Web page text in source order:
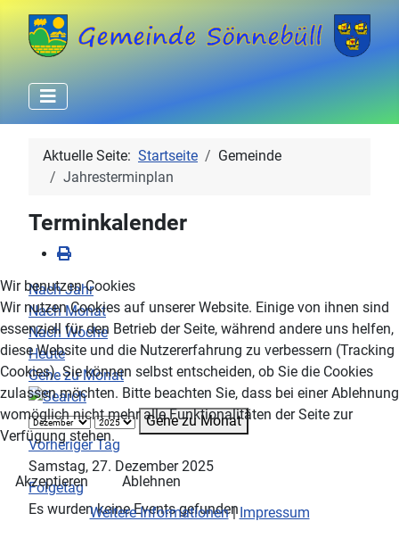
Aktuelle Seite: Startseite
Gemeinde
Jahresterminplan
Terminkalender
Nach Jahr
Nach Monat
Nach Woche
Heute
Gehe zu Monat
Gehe zu Monat
Vorheriger Tag
Samstag, 27. Dezember 2025
Folgetag
Es wurden keine Events gefunden
Wir benutzen Cookies
Wir nutzen Cookies auf unserer Website. Einige von ihnen sind
essenziell für den Betrieb der Seite, während andere uns helfen,
diese Website und die Nutzererfahrung zu verbessern (Tracking
Cookies). Sie können selbst entscheiden, ob Sie die Cookies
zulassen möchten. Bitte beachten Sie, dass bei einer Ablehnung
womöglich nicht mehr alle Funktionalitäten der Seite zur
Verfügung stehen.
Akzeptieren
Ablehnen
Weitere Informationen|Impressum